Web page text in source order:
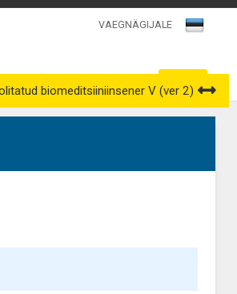
VAEGNÄGIJALE
biomeditsiiniinsener V (ver 2)